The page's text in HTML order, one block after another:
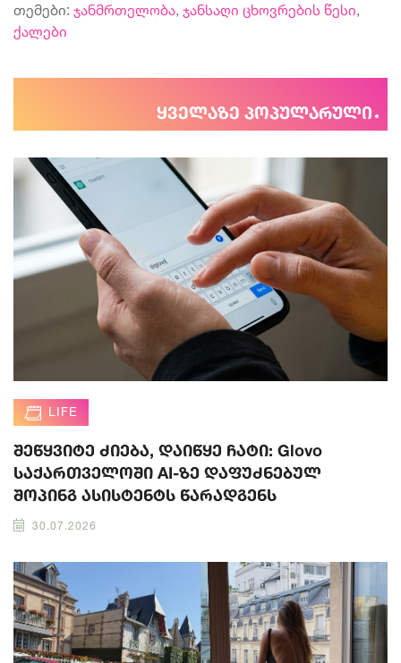
თემები: ჯანმრთელობა, ჯანსაღი ცხოვრების წესი,
ქალები
ყველაზე პოპულარული
LIFE
შეწყვიტე ძიება, დაიწყე ჩატი: Glovo
საქართველოში AI-ზე დაფუძნებულ
შოპინგ ასისტენტს წარადგენს
30.07.2026